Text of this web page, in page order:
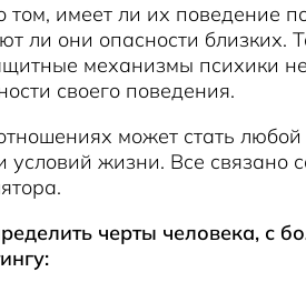
имеет ли их поведение
ли они опасности близких.
механизмы психики
своего поведения.
может стать
условий жизни. Все связано
черты человека, с